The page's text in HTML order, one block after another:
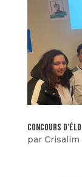
concours
par Crisalim